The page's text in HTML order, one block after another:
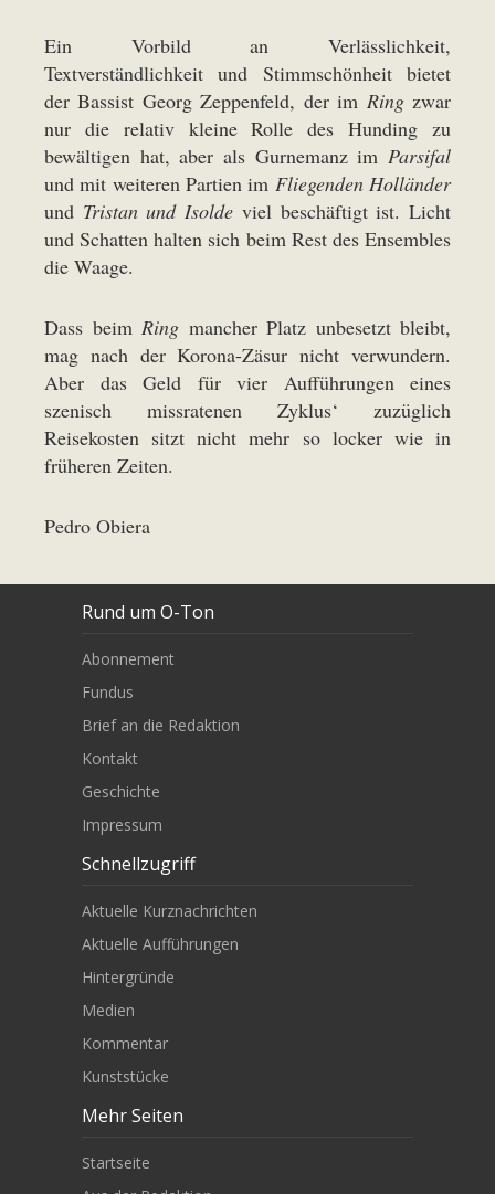
Ein Vorbild an Verlässlichkeit,
Textverständlichkeit und Stimmschönheit bietet
der Bassist Georg Zeppenfeld, der im Ringzwar
nur die relativ kleine Rolle des Hunding zu
bewältigen hat, aber als Gurnemanz im Parsifal
und mit weiteren Partien im Fliegenden Holländer
und Tristan und Isolde viel beschäftigt ist. Licht
und Schatten halten sich beim Rest des Ensembles
die Waage.
Dass beim Ring mancher Platz unbesetzt bleibt,
mag nach der Korona-Zäsur nicht verwundern.
Aber das Geld für vier Aufführungen eines
szenisch missratenen Zyklus‘ zuzüglich
Reisekosten sitzt nicht mehr so locker wie in
früheren Zeiten.
Pedro Obiera
Rund um O-Ton
Abonnement
Fundus
Brief an die Redaktion
Kontakt
Geschichte
Impressum
Schnellzugriff
Aktuelle Kurznachrichten
Aktuelle Aufführungen
Hintergründe
Medien
Kommentar
Kunststücke
Mehr Seiten
Startseite